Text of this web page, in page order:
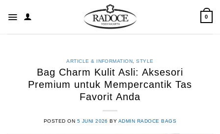
content
0
ARTICLE & INFORMATION ,STYLE
Bag Charm Kulit Asli: Aksesori
Premium untuk Mempercantik Tas
Favorit Anda
POSTED ON 5 JUNI 2026 BY ADMIN RADOCE BAGS